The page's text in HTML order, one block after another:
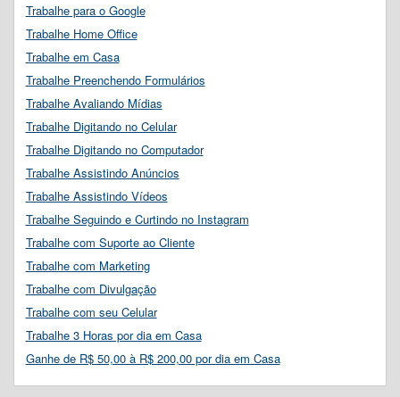
Trabalhe para o Google
Trabalhe Home Office
Trabalhe em Casa
Trabalhe Preenchendo Formulários
Trabalhe Avaliando Mídias
Trabalhe Digitando no Celular
Trabalhe Digitando no Computador
Trabalhe Assistindo Anúncios
Trabalhe Assistindo Vídeos
Trabalhe Seguindo e Curtindo no Instagram
Trabalhe com Suporte ao Cliente
Trabalhe com Marketing
Trabalhe com Divulgação
Trabalhe com seu Celular
Trabalhe 3 Horas por dia em Casa
Ganhe de R$ 50,00 à R$ 200,00 por dia em Casa